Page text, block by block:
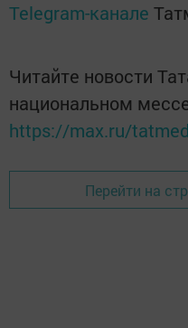
Telegram-канале
Читайте новости
национальном
https://max.ru/
Перейти на